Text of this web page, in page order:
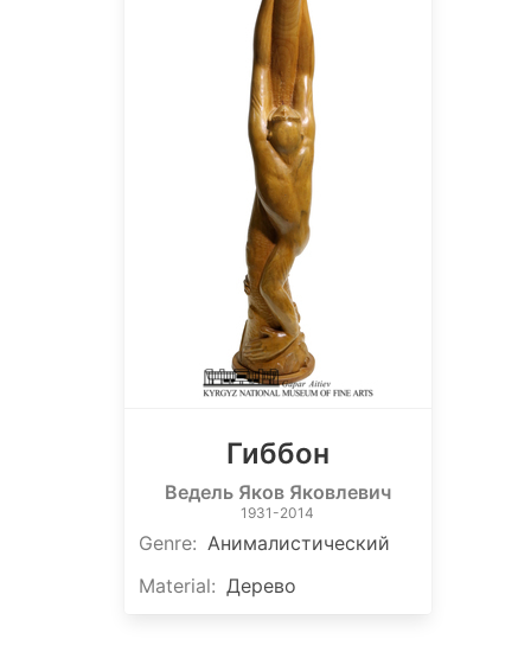
Гиббон
Ведель Яков Яковлевич
1931-2014
Genre: Анималистический
Material: Дерево